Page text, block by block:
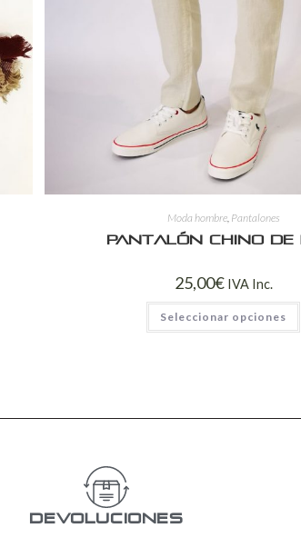
Moda hombre, Pantalones
Pantalón chino de
25,00€ IVA Inc.
Seleccionar opciones
Devoluciones